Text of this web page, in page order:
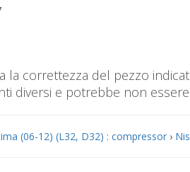
la correttezza del pezzo
diversi e potrebbe non
(06-12) (L32, D32) : compressor ›